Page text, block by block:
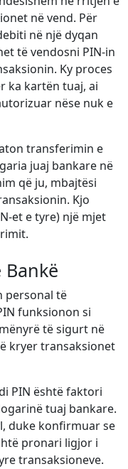
në vend. Për
në një dyqan
të vendosni PIN-in
Ky proces
ka kartën tuaj, ai
nëse nuk e
transferimin e
juaj bankare në
që ju, mbajtësi
Kjo
et e tyre) një mjet
personal të
funksionon si
të sigurt në
kryer transaksionet
PIN është faktori
tuaj bankare.
duke konfirmuar se
pronari ligjor i
transaksioneve.